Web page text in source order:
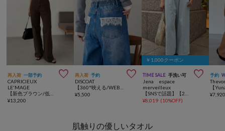
再入荷 一部予約 
CAPRICIEUX
LE'MAGE
¥13,200
再入荷 予約 
DISCOAT
¥5,500
￥1,000クーポン
TIME SALE 手洗い可 
Jena espace
merveilleux
¥8,019 (10%OFF)
予約
¥
肌触りの優しいタオル